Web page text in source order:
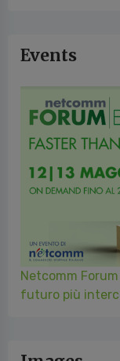
Events
Netcomm
futuro più